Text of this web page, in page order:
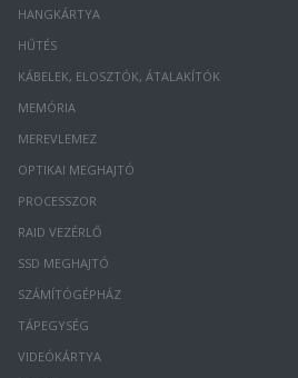
HANGKÁRTYA
HŰTÉS
KÁBELEK, ELOSZTÓK, ÁTALAKÍTÓK
MEMÓRIA
MEREVLEMEZ
OPTIKAI MEGHAJTÓ
PROCESSZOR
RAID VEZÉRLŐ
SSD MEGHAJTÓ
SZÁMÍTÓGÉPHÁZ
TÁPEGYSÉG
VIDEÓKÁRTYA